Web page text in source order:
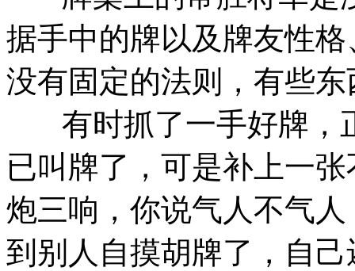
据手中的牌以及牌友性
没有固定的法则，有些
有时抓了一手好牌，
已叫牌了，可是补上一
炮三响，你说气人不气
到别人自摸胡牌了，自